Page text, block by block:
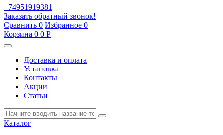
+74951919381
Заказать обратный звонок!
Сравнить 0 Избранное 0
Корзина 0 0 Р
Доставка и оплата
Установка
Контакты
Акции
Статьи
Каталог